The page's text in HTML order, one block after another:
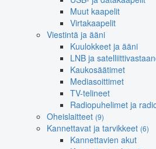
Muut kaapelit
Virtakaapelit
Viestintä ja ääni
Kuulokkeet ja ääni
LNB ja
Kaukosäätimet
Mediasoittimet
TV-telineet
Radiopuhelimet ja
Oheislaitteet (9)
Kannettavat ja tarvikkeet (6)
Kannettavien akut